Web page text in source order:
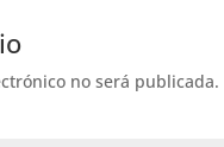
no será publicada.